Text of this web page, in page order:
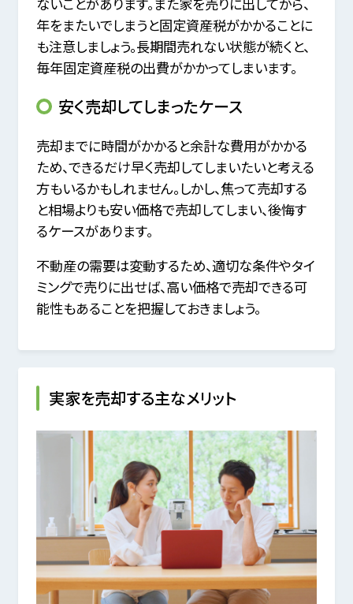
年をまたいでしまうと固定資産税がかかることに
も注意しましょう。長期間売れない状態が続くと、
毎年固定資産税の出費がかかってしまいます。
安く売却してしまったケース
売却までに時間がかかると余計な費用がかかる
ため、できるだけ早く売却してしまいたいと考える
方もいるかもしれません。しかし、焦って売却する
と相場よりも安い価格で売却してしまい、後悔す
るケースがあります。
不動産の需要は変動するため、適切な条件やタイ
ミングで売りに出せば、高い価格で売却できる可
能性もあることを把握しておきましょう。
実家を売却する主なメリット